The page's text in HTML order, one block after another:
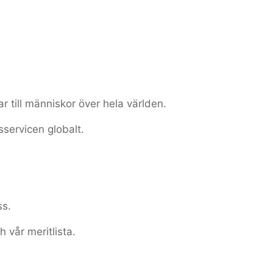
till människor över hela världen.
globalt.
vår meritlista.